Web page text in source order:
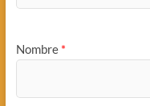
Nombre *